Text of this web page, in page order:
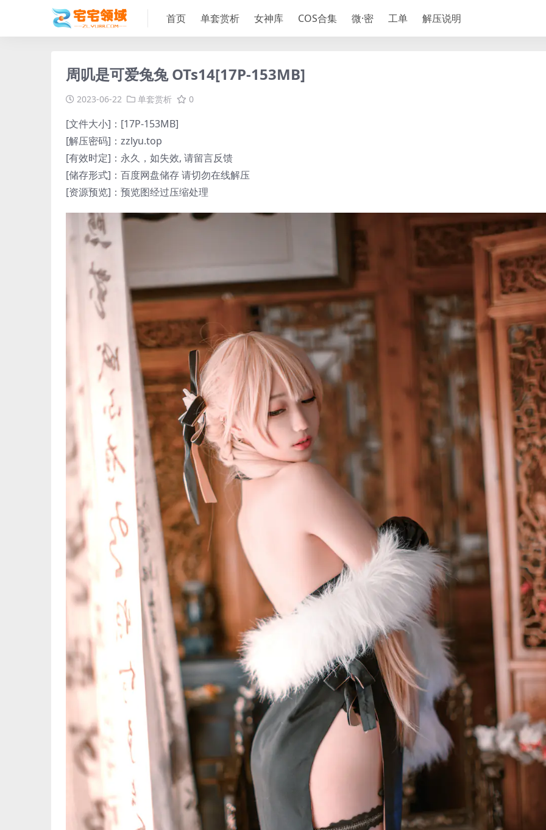
首页 单套赏析 女神库 COS合集 微·密 工单 解压说明
周叽是可爱兔兔 OTs14[17P-153MB]
2023-06-22 单套赏析 0
[文件大小]：[17P-153MB]
[解压密码]：zzlyu.top
[有效时定]：永久，如失效, 请留言反馈
[储存形式]：百度网盘储存 请切勿在线解压
[资源预览]：预览图经过压缩处理